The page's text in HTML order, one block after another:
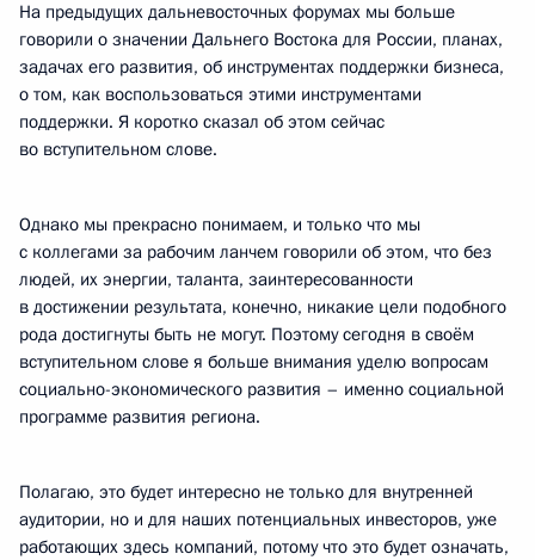
На предыдущих дальневосточных форумах мы больше
говорили о значении Дальнего Востока для России, планах,
задачах его развития, об инструментах поддержки бизнеса,
о том, как воспользоваться этими инструментами
поддержки. Я коротко сказал об этом сейчас
во вступительном слове.
Однако мы прекрасно понимаем, и только что мы
с коллегами за рабочим ланчем говорили об этом, что без
людей, их энергии, таланта, заинтересованности
в достижении результата, конечно, никакие цели подобного
рода достигнуты быть не могут. Поэтому сегодня в своём
вступительном слове я больше внимания уделю вопросам
социально-экономического развития – именно социальной
программе развития региона.
Полагаю, это будет интересно не только для внутренней
аудитории, но и для наших потенциальных инвесторов, уже
работающих здесь компаний, потому что это будет означать,